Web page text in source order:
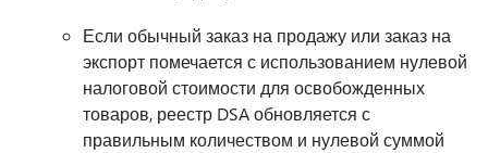
Если обычный заказ на продажу или заказ на
экспорт помечается с использованием нулевой
налоговой стоимости для освобожденных
товаров, реестр DSA обновляется с
правильным количеством и нулевой суммой